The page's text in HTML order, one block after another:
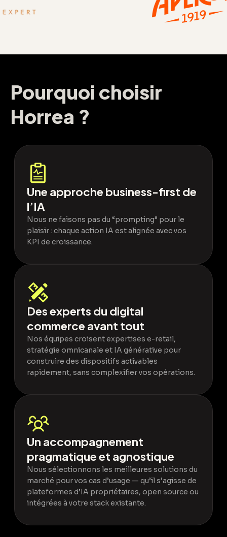
Pourquoi choisir Horrea ?
Pourquoi choisir
Horrea ?
Une approche business-first de
l’IA
Nous ne faisons pas du “prompting” pour le
plaisir : chaque action IA est alignée avec vos
KPI de croissance.
Des experts du digital
commerce avant tout
Nos équipes croisent expertises e-retail,
stratégie omnicanale et IA générative pour
construire des dispositifs activables
rapidement, sans complexifier vos opérations.
Un accompagnement
pragmatique et agnostique
Nous sélectionnons les meilleures solutions du
marché pour vos cas d’usage — qu’il s’agisse de
plateformes d’IA propriétaires, open source ou
intégrées à votre stack existante.